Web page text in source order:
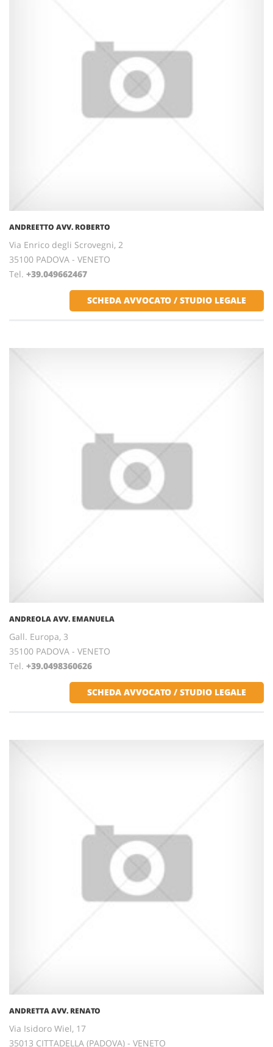
ANDREETTO AVV. ROBERTO
Via Enrico degli Scrovegni, 2
35100 PADOVA - VENETO
Tel. +39.049662467
SCHEDA AVVOCATO / STUDIO LEGALE
ANDREOLA AVV. EMANUELA
Gall. Europa, 3
35100 PADOVA - VENETO
Tel. +39.0498360626
SCHEDA AVVOCATO / STUDIO LEGALE
ANDRETTA AVV. RENATO
Via Isidoro Wiel, 17
35013 CITTADELLA (PADOVA) - VENETO